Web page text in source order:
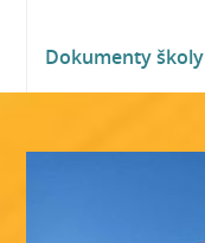
Dokumenty školy